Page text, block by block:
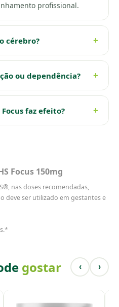
profissional.
cérebro?
ou dependência?
faz efeito?
Focus 150mg
nas doses recomendadas,
deve ser utilizado em gestantes e
gostar ‹ ›